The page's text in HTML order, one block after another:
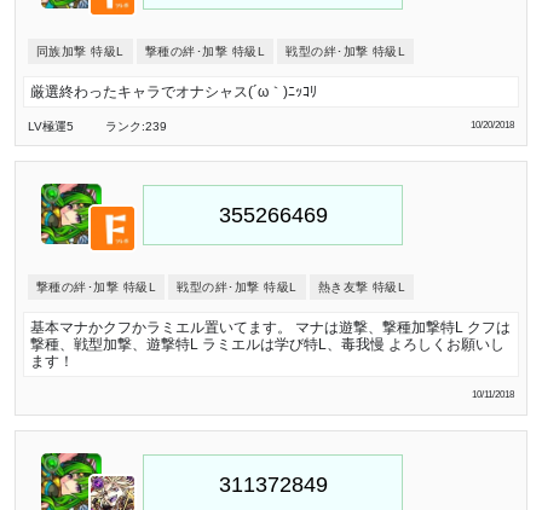
同族加撃 特級L 撃種の絆･加撃 特級L 戦型の絆･加撃 特級L
厳選終わったキャラでオナシャス(´ω｀)ﾆｯｺﾘ
LV極運5 ランク:239 10/20/2018
撃種の絆･加撃 特級L 戦型の絆･加撃 特級L 熱き友撃 特級L
基本マナかクフかラミエル置いてます。 マナは遊撃、撃種加撃特L クフは
撃種、戦型加撃、遊撃特L ラミエルは学び特L、毒我慢 よろしくお願いし
ます！
10/11/2018